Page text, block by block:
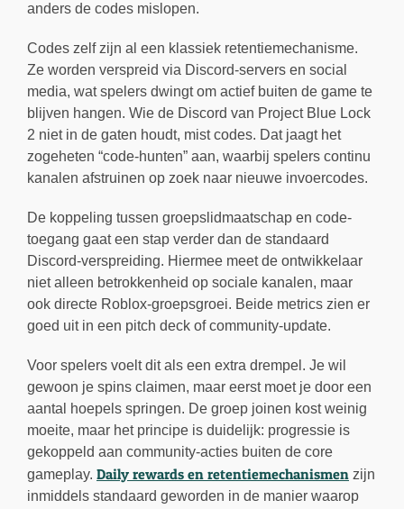
anders de codes mislopen.
Codes zelf zijn al een klassiek retentiemechanisme.
Ze worden verspreid via Discord-servers en social
media, wat spelers dwingt om actief buiten de game te
blijven hangen. Wie de Discord van Project Blue Lock
2 niet in de gaten houdt, mist codes. Dat jaagt het
zogeheten “code-hunten” aan, waarbij spelers continu
kanalen afstruinen op zoek naar nieuwe invoercodes.
De koppeling tussen groepslidmaatschap en code-
toegang gaat een stap verder dan de standaard
Discord-verspreiding. Hiermee meet de ontwikkelaar
niet alleen betrokkenheid op sociale kanalen, maar
ook directe Roblox-groepsgroei. Beide metrics zien er
goed uit in een pitch deck of community-update.
Voor spelers voelt dit als een extra drempel. Je wil
gewoon je spins claimen, maar eerst moet je door een
aantal hoepels springen. De groep joinen kost weinig
moeite, maar het principe is duidelijk: progressie is
gekoppeld aan community-acties buiten de core
gameplay. Daily rewards en retentiemechanismen zijn
inmiddels standaard geworden in de manier waarop